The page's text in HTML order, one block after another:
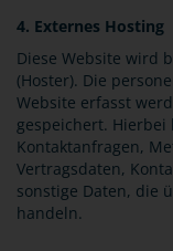
4. Externes Hosting
Diese Website wird
(Hoster). Die
Website erfasst
gespeichert. Hierbei
Kontaktanfragen,
Vertragsdaten,
sonstige Daten, die
handeln.